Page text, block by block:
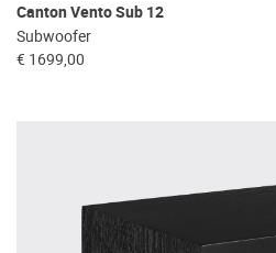
Canton Vento Sub 12
Subwoofer
€ 1699,00